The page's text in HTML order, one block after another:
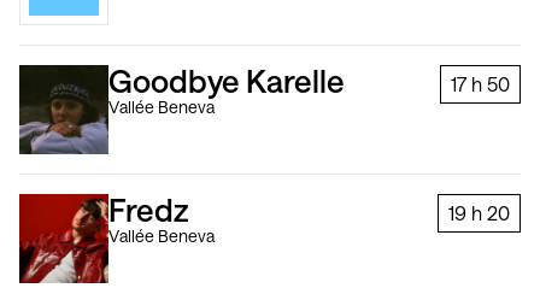
17 h 50
Goodbye Karelle
Vallée Beneva
19 h 20
Fredz
Vallée Beneva